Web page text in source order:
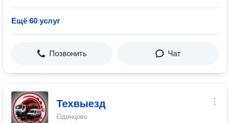
Ещё 60 услуг
Позвонить Чат
Техвыезд
Одинцово